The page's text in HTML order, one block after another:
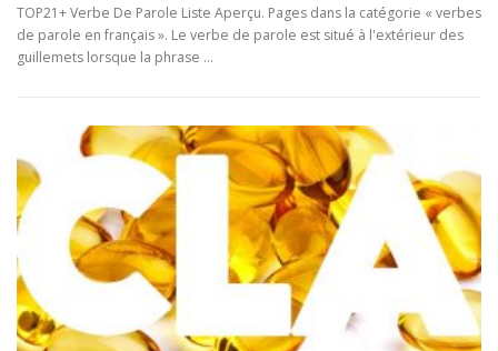
TOP21+ Verbe De Parole Liste Aperçu. Pages dans la catégorie « verbes
de parole en français ». Le verbe de parole est situé à l'extérieur des
guillemets lorsque la phrase …